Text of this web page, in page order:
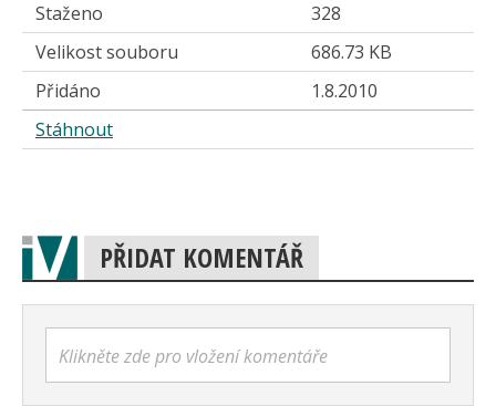
Staženo
328
Velikost souboru
686.73 KB
Přidáno
1.8.2010
Stáhnout
PŘIDAT KOMENTÁŘ
Klikněte zde pro vložení komentáře